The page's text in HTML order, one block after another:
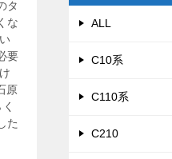
タ
な
要
原
た
ALL
C10系
C110系
C210